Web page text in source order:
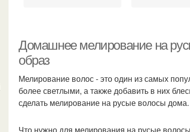
Домашнее мелирование на
образ
Мелирование волос - это один из самых
более светлыми, а также добавить в них
сделать мелирование на русые волосы дома.